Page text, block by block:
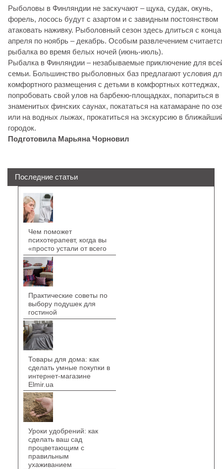
Рыболовы в Финляндии не заскучают – щука, судак, окунь,
форель, лосось будут с азартом и с завидным постоянством
атаковать наживку. Рыболовный сезон здесь длиться с конца
апреля по ноябрь – декабрь. Особым развлечением
рыбалка во время белых ночей (июнь-июль).
Рыбалка в Финляндии – незабываемые приключение для
семьи. Большинство рыболовных баз предлагают условия
комфортного размещения с детьми в комфортных коттеджах,
попробовать свой улов на барбекю-площадках, попариться в
знаменитых финских саунах, покататься на катамаране по
или на водных лыжах, прокатиться на экскурсию в
городок.
Подготовила Марьяна Чорновил
Последние статьи
Чем поможет
психотерапевт, когда вы
«просто устали от всего
Практические советы по
выбору подушек для
гостиной
Товары для дома: как
сделать умные покупки в
интернет-магазине
Elmir.ua
Уроки удобрений: как
сделать ваш сад
процветающим с
правильным
ухаживанием